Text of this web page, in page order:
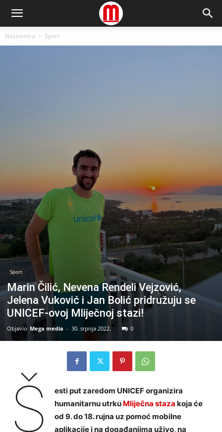
Naslovnica Sport
Sport
Marin Čilić, Nevena Rendeli Vejzović,
Jelena Vuković i Jan Bolić pridružuju se
UNICEF-ovoj Mliječnoj stazi!
Objavio Mega media - 30. srpnja 2022. 0
Š
esti put zaredom UNICEF organizira
humanitarnu utrku Mliječna staza koja će
od 9. do 18. rujna uz pomoć mobilne
aplikacije i na događanjima uživo, na